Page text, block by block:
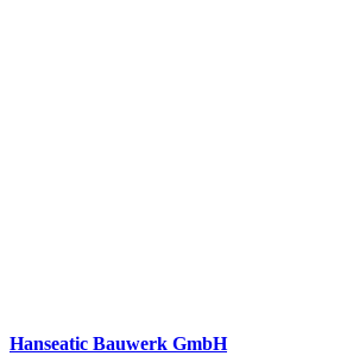
Hanseatic Bauwerk GmbH